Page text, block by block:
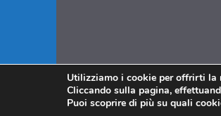
Utilizziamo i cookie per offrirti la
Cliccando sulla pagina,
Puoi scoprire di più su quali